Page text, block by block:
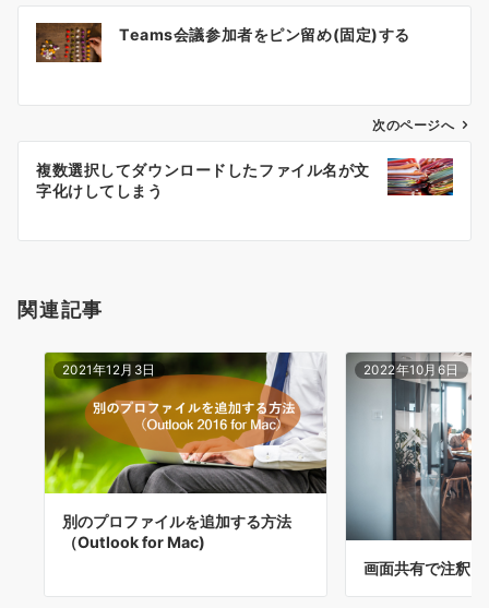
ビ
ン
Teams会議参加者をピン留め(固定)する
次のページへ
複数選択してダウンロードしたファイル名が文
字化けしてしまう
関連記事
2021年12月3日
別のプロファイルを追加する方法
（Outlook for Mac)
2022年10月6日
画面共有で注釈